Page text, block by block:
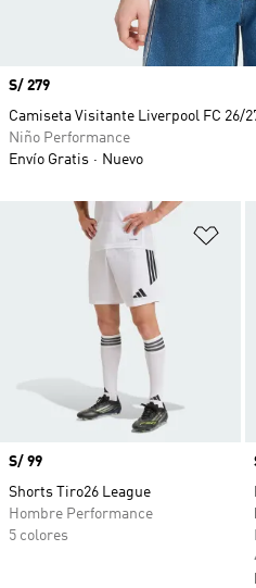
Precio
S/ 99
Shorts Tiro26 League
Hombre Performance
5 colores
Precio
S/ 279
Camiseta Visitante Liverpool FC 26/
Niño Performance
Envío Gratis
Nuevo